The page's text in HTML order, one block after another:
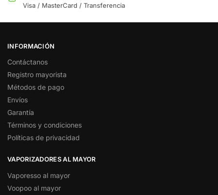
Visa / MasterCard / Transferencia
INFORMACIÓN
Contáctanos
Registro mayorista
Métodos de pago
Envíos
Garantía
Términos y condiciones
Políticas de privacidad
VAPORIZADORES AL MAYOR
Vaporesso al mayor
Voopoo al mayor